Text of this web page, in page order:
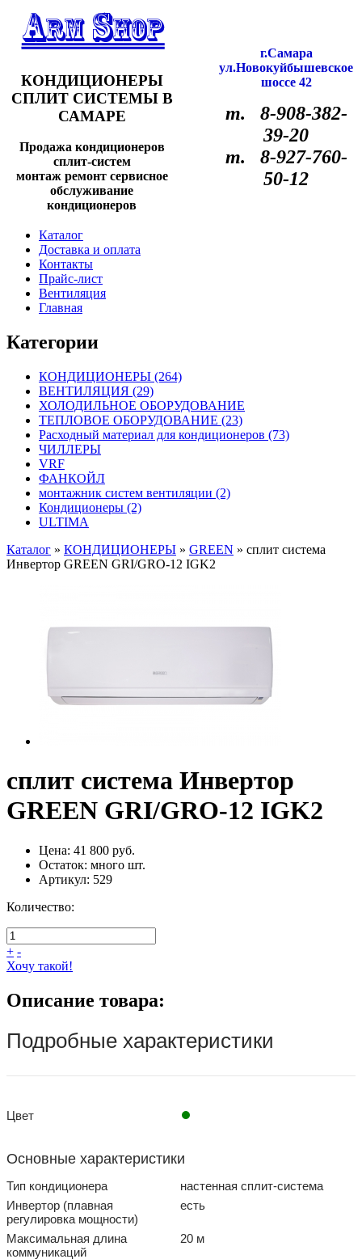
КОНДИЦИОНЕРЫ
СПЛИТ СИСТЕМЫ В
САМАРЕ
Продажа кондиционеров
сплит-систем
монтаж ремонт сервисное
обслуживание
кондиционеров
г.Самара
ул.Новокуйбышевское
шоссе 42
т. 8-908-382-
39-20
т. 8-927-760-
50-12
Каталог
Доставка и оплата
Контакты
Прайс-лист
Вентиляция
Главная
Категории
КОНДИЦИОНЕРЫ (264)
ВЕНТИЛЯЦИЯ (29)
ХОЛОДИЛЬНОЕ ОБОРУДОВАНИЕ
ТЕПЛОВОЕ ОБОРУДОВАНИЕ (23)
Расходный материал для кондиционеров (73)
ЧИЛЛЕРЫ
VRF
ФАНКОЙЛ
монтажник систем вентиляции (2)
Кондиционеры (2)
ULTIMA
Каталог » КОНДИЦИОНЕРЫ » GREEN » сплит система
Инвертoр GREEN GRI/GRO-12 IGK2
сплит система Инвертoр
GREEN GRI/GRO-12 IGK2
Цена: 41 800 руб.
Остаток: много шт.
Артикул: 529
Количество:
+ -
Хочу такой!
Описание товара:
Подробные характеристики
Цвет
Основные характеристики
Тип кондиционера
настенная сплит-система
Инвертор (плавная
регулировка мощности)
есть
Максимальная длина
коммуникаций
20 м